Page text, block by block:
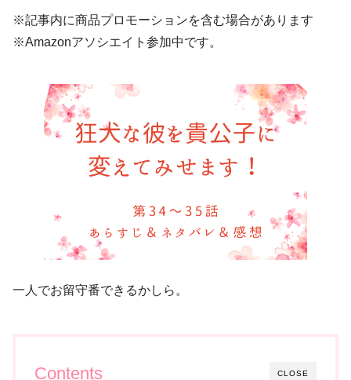
※記事内に商品プロモーションを含む場合があります
※Amazonアソシエイト参加中です。
一人でお留守番できるかしら。
CLOSE
Contents